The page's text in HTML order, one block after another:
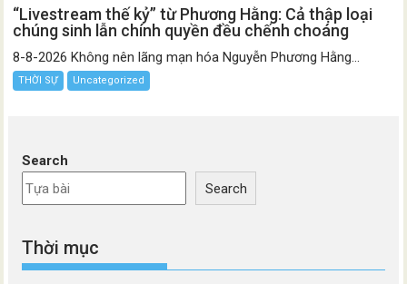
“Livestream thế kỷ” từ Phương Hằng: Cả thập loại
chúng sinh lẫn chính quyền đều chếnh choáng
8-8-2026 Không nên lãng mạn hóa Nguyễn Phương Hằng...
THỜI SỰ Uncategorized
Search
Search
Thời mục